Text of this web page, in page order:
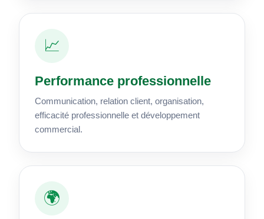
📈
Performance professionnelle
Communication, relation client, organisation,
efficacité professionnelle et développement
commercial.
🌍